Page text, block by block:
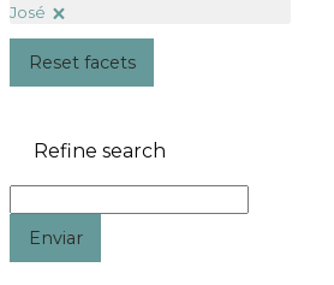
José
Reset facets
Refine search
Enviar